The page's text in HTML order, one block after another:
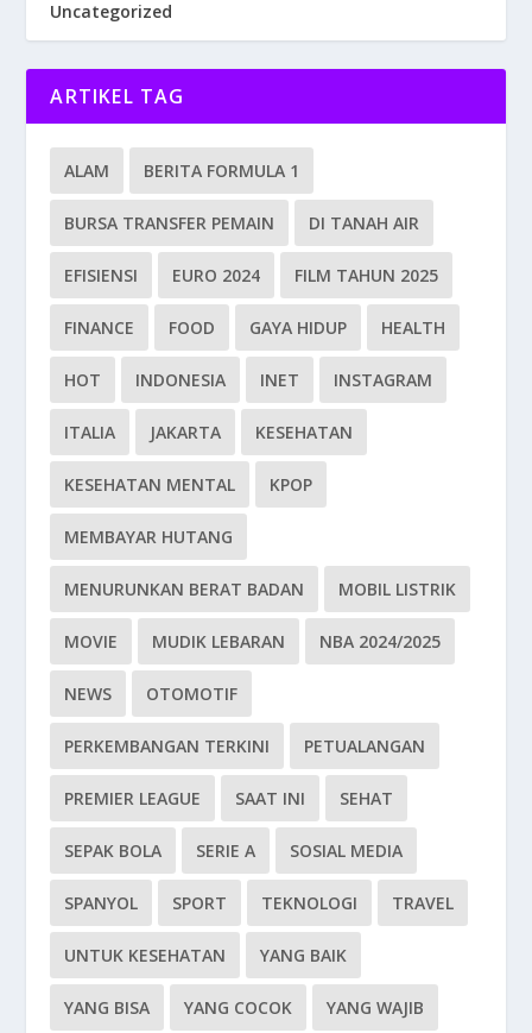
Uncategorized
ARTIKEL TAG
ALAM BERITA FORMULA 1
BURSA TRANSFER PEMAIN DI TANAH AIR
EFISIENSI EURO 2024 FILM TAHUN 2025
FINANCE FOOD GAYA HIDUP HEALTH
HOT INDONESIA INET INSTAGRAM
ITALIA JAKARTA KESEHATAN
KESEHATAN MENTAL KPOP
MEMBAYAR HUTANG
MENURUNKAN BERAT BADAN MOBIL LISTRIK
MOVIE MUDIK LEBARAN NBA 2024/2025
NEWS OTOMOTIF
PERKEMBANGAN TERKINI PETUALANGAN
PREMIER LEAGUE SAAT INI SEHAT
SEPAK BOLA SERIE A SOSIAL MEDIA
SPANYOL SPORT TEKNOLOGI TRAVEL
UNTUK KESEHATAN YANG BAIK
YANG BISA YANG COCOK YANG WAJIB